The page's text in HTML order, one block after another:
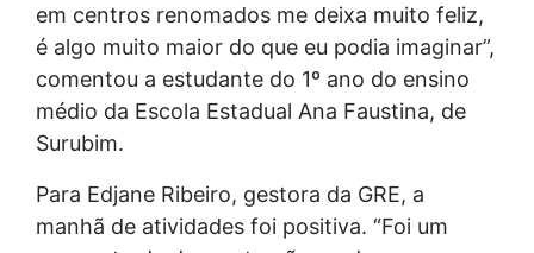
em centros renomados me deixa muito feliz,
é algo muito maior do que eu podia imaginar”,
comentou a estudante do 1º ano do ensino
médio da Escola Estadual Ana Faustina, de
Surubim.
Para Edjane Ribeiro, gestora da GRE, a
manhã de atividades foi positiva. “Foi um